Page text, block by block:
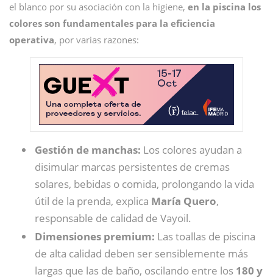
el blanco por su asociación con la higiene, en la piscina los
colores son fundamentales para la eficiencia
operativa, por varias razones:
Gestión de manchas: Los colores ayudan a
disimular marcas persistentes de cremas
solares, bebidas o comida, prolongando la vida
útil de la prenda, explica María Quero,
responsable de calidad de Vayoil.
Dimensiones premium: Las toallas de piscina
de alta calidad deben ser sensiblemente más
largas que las de baño, oscilando entre los 180 y